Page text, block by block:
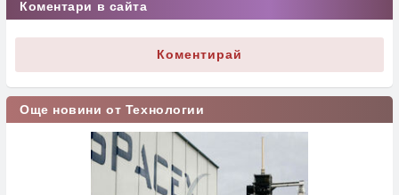
Коментари в сайта
Коментирай
Още новини от Технологии